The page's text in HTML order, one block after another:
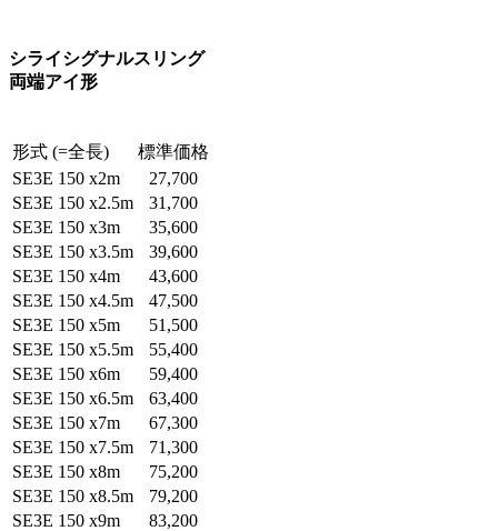
シライシグナルスリング
両端アイ形
形式 (=全長)
標準価格
SE3E 150 x2m
27,700
SE3E 150 x2.5m
31,700
SE3E 150 x3m
35,600
SE3E 150 x3.5m
39,600
SE3E 150 x4m
43,600
SE3E 150 x4.5m
47,500
SE3E 150 x5m
51,500
SE3E 150 x5.5m
55,400
SE3E 150 x6m
59,400
SE3E 150 x6.5m
63,400
SE3E 150 x7m
67,300
SE3E 150 x7.5m
71,300
SE3E 150 x8m
75,200
SE3E 150 x8.5m
79,200
SE3E 150 x9m
83,200